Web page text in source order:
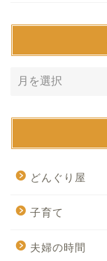
どんぐり屋
子育て
夫婦の時間